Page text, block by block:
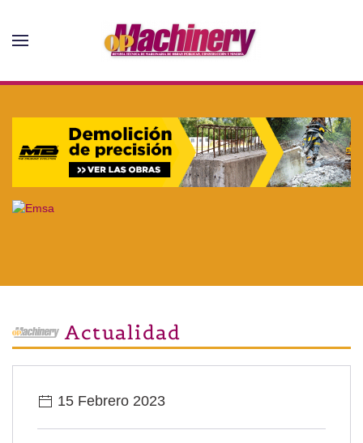
Skip to main content
Actualidad
15 Febrero 2023